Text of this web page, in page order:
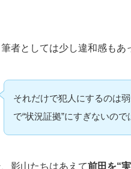
者としては少し違和感もあ
それだけで犯人にするのは
で“状況証拠”にすぎないので
影山たちはあえて前田を“